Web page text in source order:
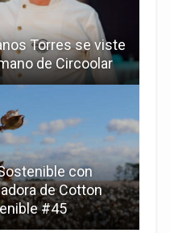
Torres se viste
de Circoolar
con
de Cotton
#45